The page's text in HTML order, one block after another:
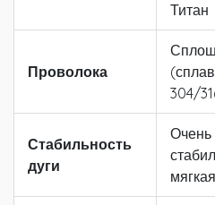
Титан
Проволока
(сплав
304/
Стабильность
дуги
Очень
мягкая